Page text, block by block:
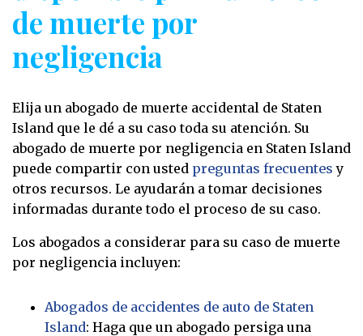
de muerte por
negligencia
Elija un abogado de muerte accidental de Staten
Island que le dé a su caso toda su atención. Su
abogado de muerte por negligencia en Staten Island
puede compartir con usted preguntas frecuentes y
otros recursos. Le ayudarán a tomar decisiones
informadas durante todo el proceso de su caso.
Los abogados a considerar para su caso de muerte
por negligencia incluyen:
Abogados de accidentes de auto de Staten
Island: Haga que un abogado persiga una